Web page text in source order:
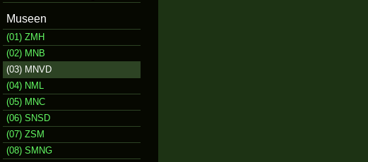
Museen
(01) ZMH
(02) MNB
(03) MNVD
(04) NML
(05) MNC
(06) SNSD
(07) ZSM
(08) SMNG